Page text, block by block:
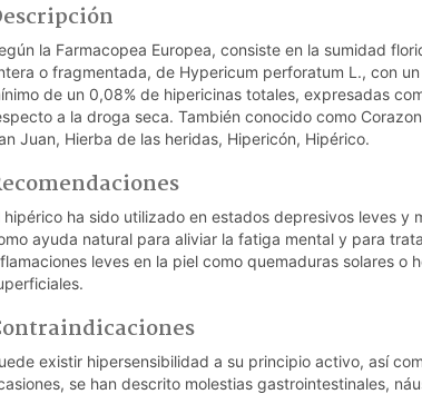
la Farmacopea Europea, consiste en la sumidad
o fragmentada, de Hypericum perforatum L., con
de un 0,08% de hipericinas totales, expresadas
a la droga seca. También conocido como
Juan, Hierba de las heridas, Hipericón, Hipérico.
hipérico ha sido utilizado en estados depresivos leves y
ayuda natural para aliviar la fatiga mental y para
leves en la piel como quemaduras solares o
existir hipersensibilidad a su principio activo, así
se han descrito molestias gastrointestinales,